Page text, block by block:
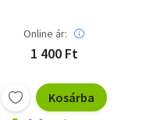
Online ár:
1 400 Ft
Kosárba